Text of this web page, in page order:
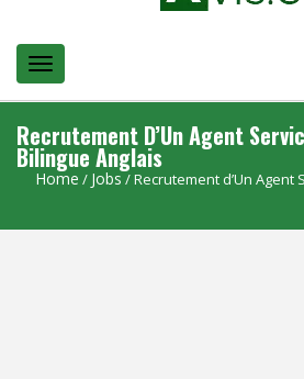
Menu
Recrutement D’Un Agent
Bilingue Anglais
Home / Jobs/ Recrutement d’Un Agent